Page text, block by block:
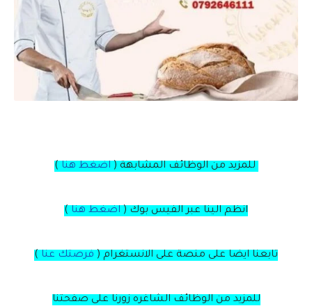
للمزيد من الوظائف المشابهة ( اضغط هنا )
انظم الينا عبر الفيس بوك ( اضغط هنا )
تابعنا ايضا على منصة على الانستغرام ( فرصتك عنا )
للمزيد من الوظائف الشاغره زورنا على صفحتنا